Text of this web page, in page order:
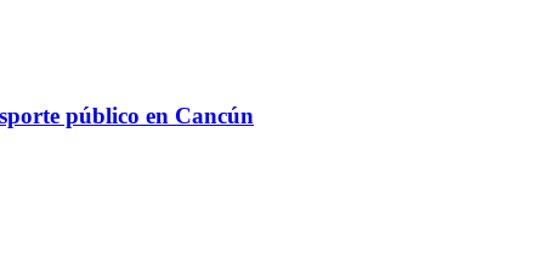
público en Cancún